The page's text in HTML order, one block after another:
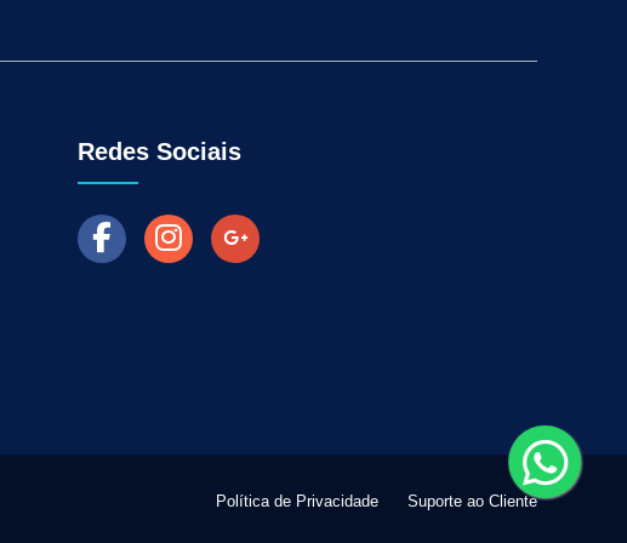
para Empresas
Como Fazer Industria Vender Mais
Redes Sociais
Política de Privacidade Suporte ao Cliente